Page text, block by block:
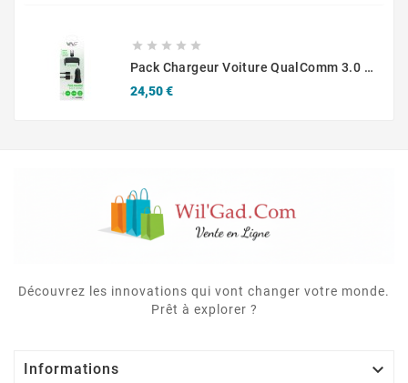
    
Pack Chargeur Voiture QualComm 3.0 3A + Câble USB Type-C
24,50 €Prix
Découvrez les innovations qui vont changer votre monde.
Prêt à explorer ?
Informations 